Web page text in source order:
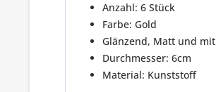
Anzahl: 6 Stück
Farbe: Gold
Glänzend, Matt und
Durchmesser: 6cm
Material: Kunststoff